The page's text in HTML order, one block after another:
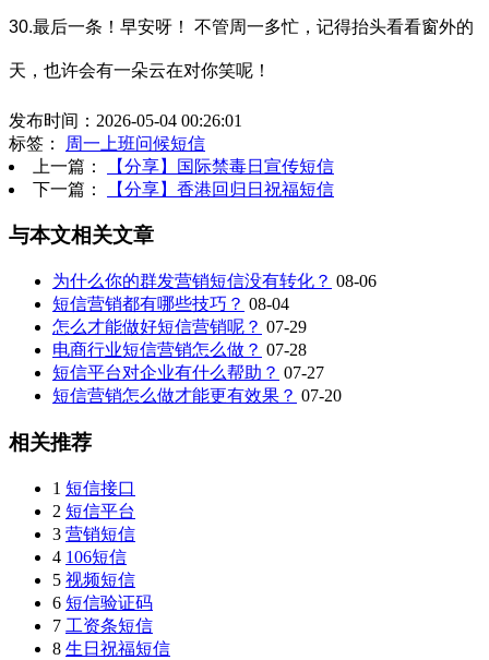
30.最后一条！早安呀！ 不管周一多忙，记得抬头看看窗外的
天，也许会有一朵云在对你笑呢！
发布时间：2026-05-04 00:26:01
标签：
周一上班问候短信
上一篇：
【分享】国际禁毒日宣传短信
下一篇：
【分享】香港回归日祝福短信
与本文相关文章
为什么你的群发营销短信没有转化？ 08-06
短信营销都有哪些技巧？ 08-04
怎么才能做好短信营销呢？ 07-29
电商行业短信营销怎么做？ 07-28
短信平台对企业有什么帮助？ 07-27
短信营销怎么做才能更有效果？ 07-20
相关推荐
1 短信接口
2 短信平台
3 营销短信
4 106短信
5 视频短信
6 短信验证码
7 工资条短信
8 生日祝福短信